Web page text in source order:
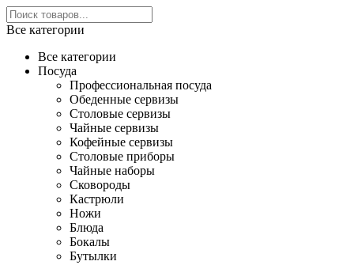
Все категории
Все категории
Посуда
Профессиональная посуда
Обеденные сервизы
Столовые сервизы
Чайные сервизы
Кофейные сервизы
Столовые приборы
Чайные наборы
Сковороды
Кастрюли
Ножи
Блюда
Бокалы
Бутылки